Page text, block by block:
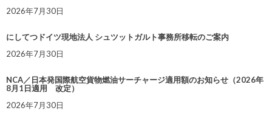
2026年7月30日
にしてつドイツ現地法人 シュツットガルト事務所移転のご案内
2026年7月30日
NCA／日本発国際航空貨物燃油サーチャージ適用額のお知らせ（2026年
8月1日適用 改定）
2026年7月30日